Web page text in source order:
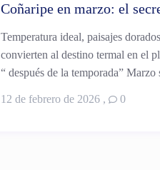
Coñaripe en marzo: el
Temperatura ideal, paisajes
convierten al destino termal en el
“ después de la temporada” Marzo
12 de febrero de 2026 , 0